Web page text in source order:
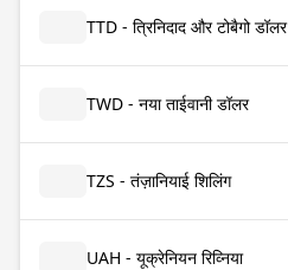
TTD - त्रिनिदाद और टोबैगो डॉलर
TWD - नया ताईवानी डॉलर
TZS - तंज़ानियाई शिलिंग
UAH - यूक्रेनियन रिव्निया